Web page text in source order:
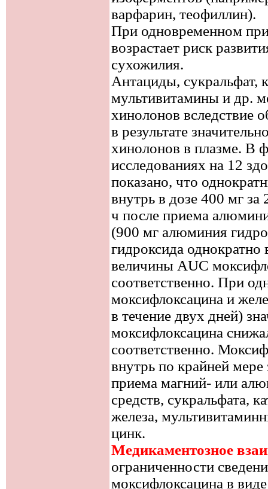
варфарин, теофиллин).
При одновременном
возрастает риск
сухожилия.
Антациды, сукральфат,
мультивитамины и др.
хинолонов вследствие
в результате
хинолонов в плазме. В
исследованиях на 12
показано, что
внутрь в дозе 400 мг
ч после приема
(900 мг алюминия
гидроксида
величины AUC
соответственно. При
моксифлоксацина и
в течение двух дней)
моксифлоксацина
соответственно.
внутрь по крайней
приема магний- или
средств, сукральфата,
железа,
цинк.
Медикаментозное
ограниченности
моксифлоксацина в